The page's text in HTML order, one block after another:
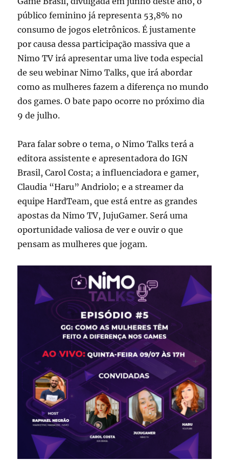
público feminino já representa 53,8% no
consumo de jogos eletrônicos. É justamente
por causa dessa participação massiva que a
Nimo TV irá apresentar uma live toda especial
de seu webinar Nimo Talks, que irá abordar
como as mulheres fazem a diferença no mundo
dos games. O bate papo ocorre no próximo dia
9 de julho.
Para falar sobre o tema, o Nimo Talks terá a
editora assistente e apresentadora do IGN
Brasil, Carol Costa; a influenciadora e gamer,
Claudia “Haru” Andriolo; e a streamer da
equipe HardTeam, que está entre as grandes
apostas da Nimo TV, JujuGamer. Será uma
oportunidade valiosa de ver e ouvir o que
pensam as mulheres que jogam.